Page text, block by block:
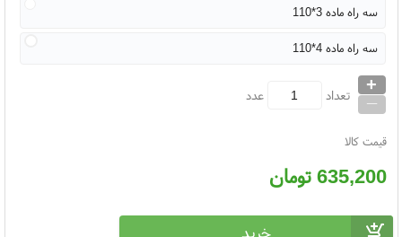
سه راه ماده 3*110
سه راه ماده 4*110
تعداد +
_ عدد
قیمت کالا
635,200تومان